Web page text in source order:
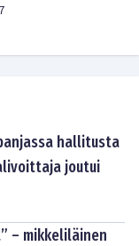
hallitusta
joutui
– mikkeliläinen